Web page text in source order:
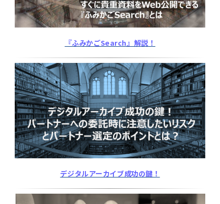
『ふみかごSearch』解説！
デジタルアーカイブ成功の鍵！